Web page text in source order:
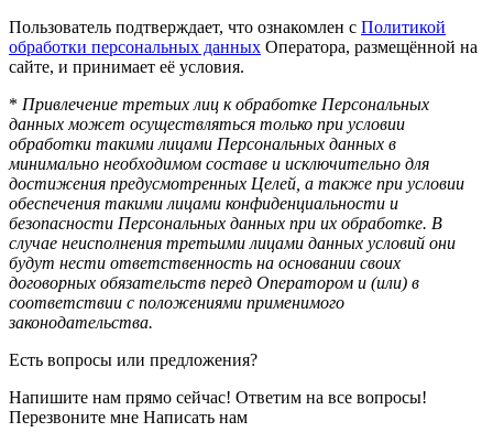
Пользователь подтверждает, что ознакомлен с Политикой
обработки персональных данных Оператора, размещённой на
сайте, и принимает её условия.
* Привлечение третьих лиц к обработке Персональных
данных может осуществляться только при условии
обработки такими лицами Персональных данных в
минимально необходимом составе и исключительно для
достижения предусмотренных Целей, а также при условии
обеспечения такими лицами конфиденциальности и
безопасности Персональных данных при их обработке. В
случае неисполнения третьими лицами данных условий они
будут нести ответственность на основании своих
договорных обязательств перед Оператором и (или) в
соответствии с положениями применимого
законодательства.
Есть вопросы или предложения?
Напишите нам прямо сейчас! Ответим на все вопросы!
Перезвоните мне Написать нам